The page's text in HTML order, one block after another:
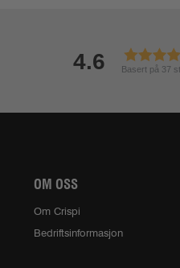
4.6 Basert på 37
OM OSS
Om Crispi
Bedriftsinformasjon